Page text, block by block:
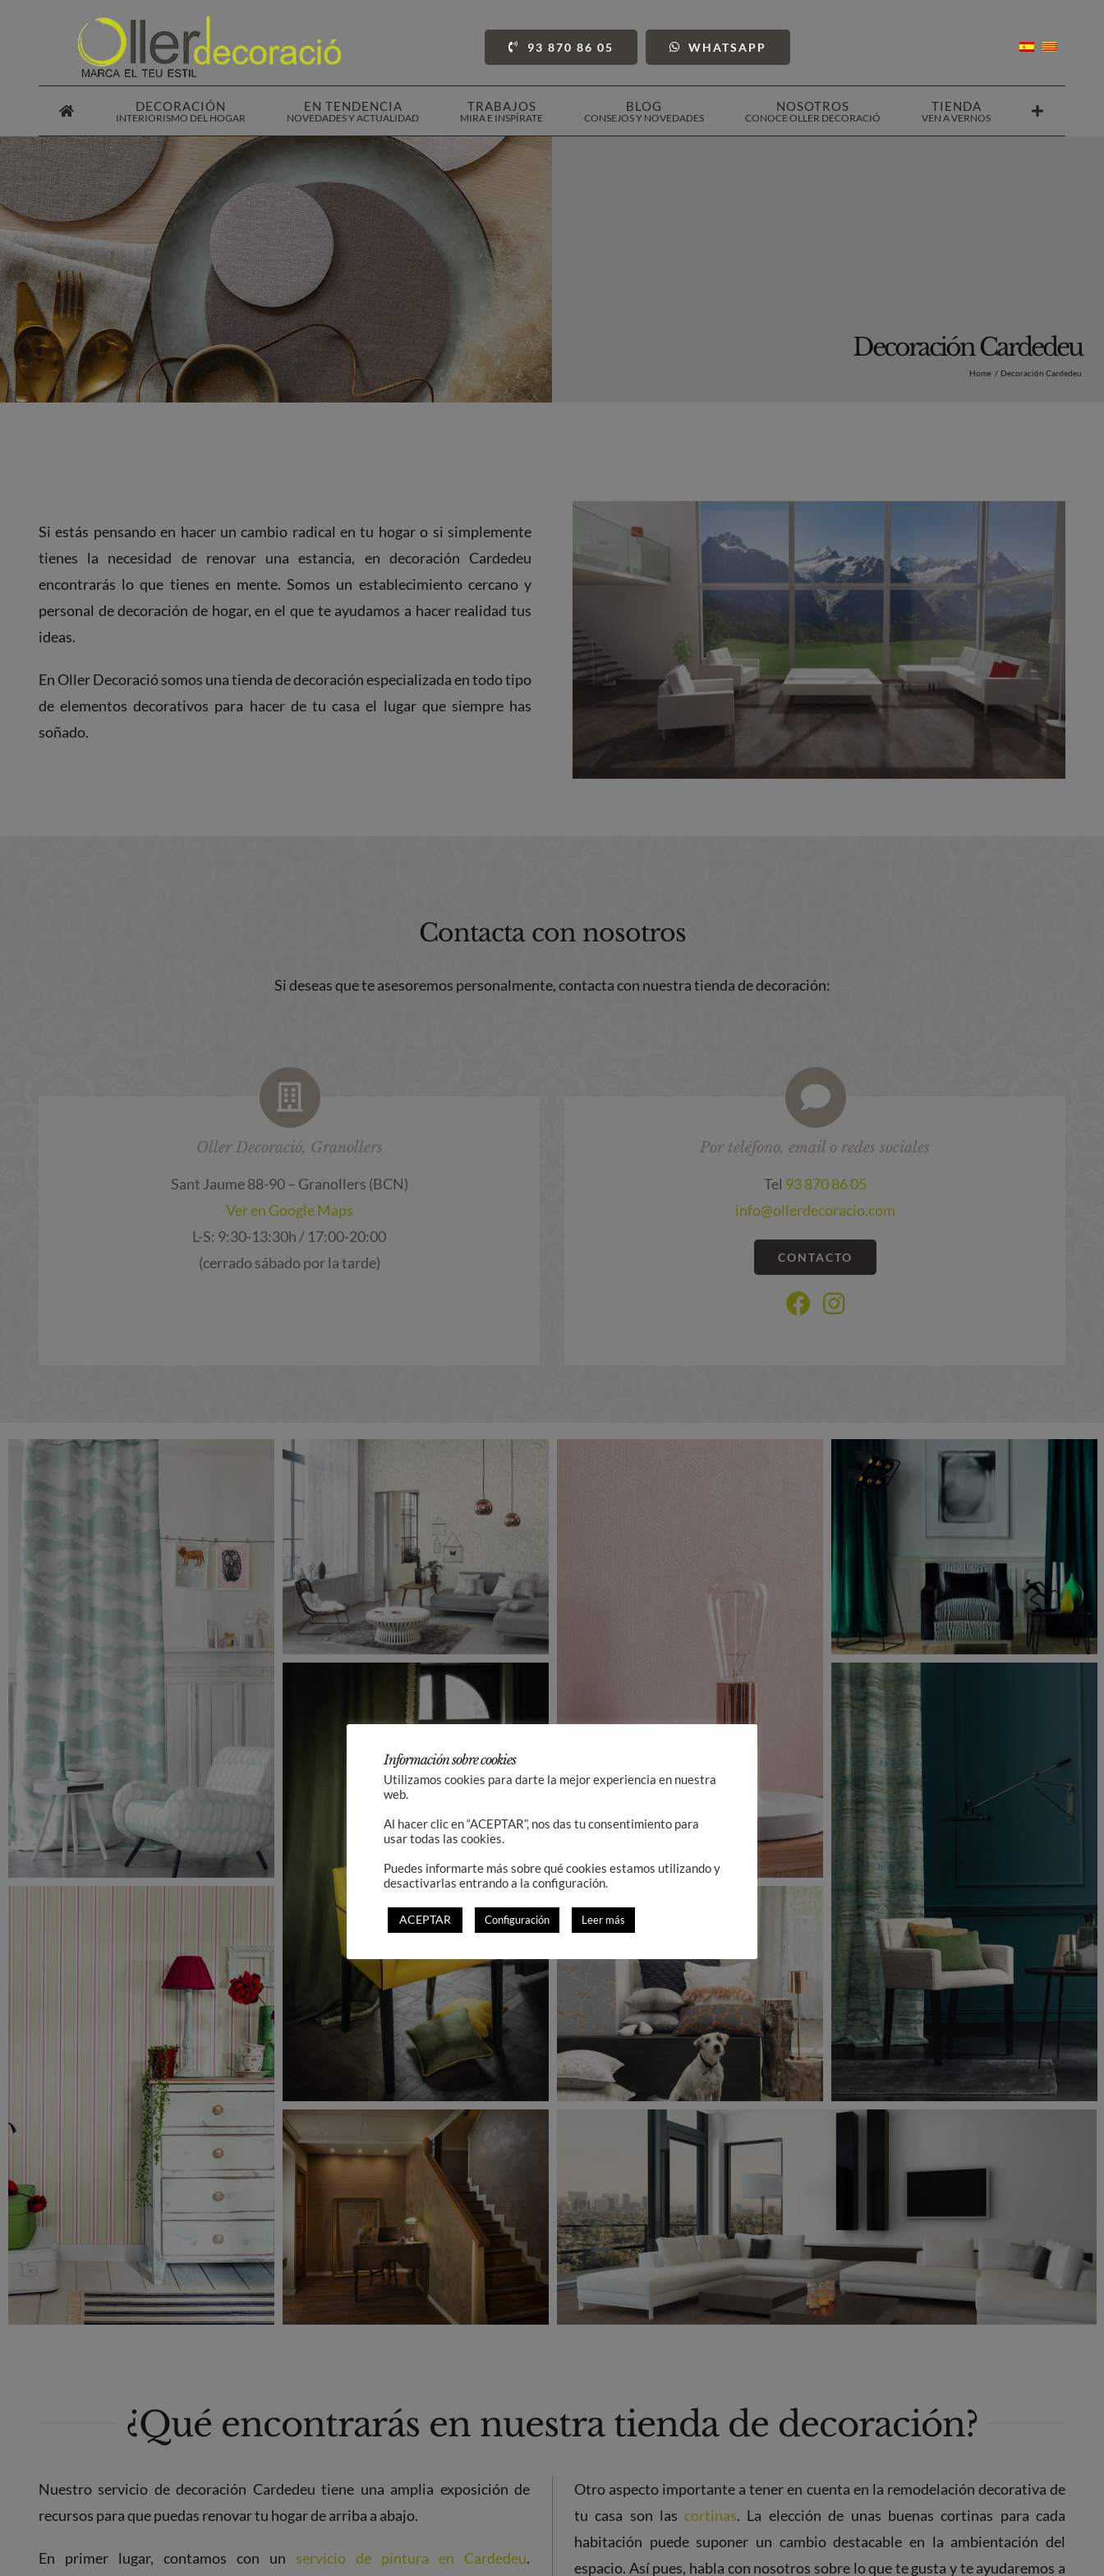
93 870 86 05 WHATSAPP
DECORACIÓN
INTERIORISMO DEL HOGAR
EN TENDENCIA
NOVEDADES Y ACTUALIDAD
TRABAJOS
MIRA E INSPÍRATE
BLOG
CONSEJOS Y NOVEDADES
NOSOTROS
CONOCE OLLER DECORACIÓ
TIENDA
VEN A VERNOS
Decoración Cardedeu
Home Decoración Cardedeu
Si estás pensando en hacer un cambio radical en tu hogar o si simplemente
tienes la necesidad de renovar una estancia, en decoración Cardedeu
encontrarás lo que tienes en mente. Somos un establecimiento cercano y
personal de decoración de hogar, en el que te ayudamos a hacer realidad tus
ideas.
En Oller Decoració somos una tienda de decoración especializada en todo tipo
de elementos decorativos para hacer de tu casa el lugar que siempre has
soñado.
Contacta con nosotros
Si deseas que te asesoremos personalmente, contacta con nuestra tienda de decoración:
Oller Decoració, Granollers
Sant Jaume 88-90 – Granollers (BCN)
Ver en Google Maps
L-S: 9:30-13:30h / 17:00-20:00
(cerrado sábado por la tarde)
Por teléfono, email o redes sociales
Tel 93 870 86 05
info@ollerdecoracio.com
CONTACTO
¿Qué encontrarás en nuestra tienda de decoración?
Nuestro servicio de decoración Cardedeu tiene una amplia exposición de
recursos para que puedas renovar tu hogar de arriba a abajo.
En primer lugar, contamos con un servicio de pintura en Cardedeu.
Otro aspecto importante a tener en cuenta en la remodelación decorativa de
tu casa son las cortinas. La elección de unas buenas cortinas para cada
habitación puede suponer un cambio destacable en la ambientación del
espacio. Así pues, habla con nosotros sobre lo que te gusta y te ayudaremos a
Información sobre cookies
Utilizamos cookies para darte la mejor experiencia en nuestra
web.
Al hacer clic en “ACEPTAR”, nos das tu consentimiento para
usar todas las cookies.
Puedes informarte más sobre qué cookies estamos utilizando y
desactivarlas entrando a la configuración.
ACEPTAR Configuración Leer más